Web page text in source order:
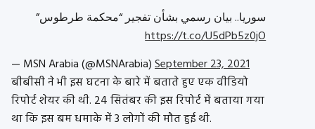
سوريا.. بيان رسمي بشأن تفجير “محكمة طرطوس”
https://t.co/U5dPb5z0jO
— MSN Arabia (@MSNArabia)September 23, 2021
बीबीसी ने भी इस घटना के बारे में बताते हुए एक वीडियो
रिपोर्ट शेयर की थी. 24 सितंबर की इस रिपोर्ट में बताया गया
था कि इस बम धमाके में 3 लोगों की मौत हुई थी.